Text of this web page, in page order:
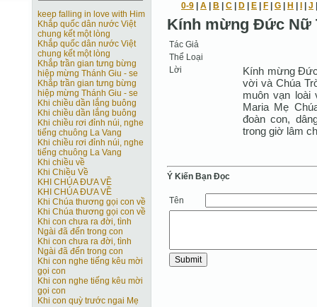
keep falling in love with Him
Khắp quốc dân nước Việt
chung kết một lòng
Khắp quốc dân nước Việt
chung kết một lòng
Khắp trần gian tưng bừng
hiệp mừng Thánh Giu - se
Khắp trần gian tưng bừng
hiệp mừng Thánh Giu - se
Khi chiều dần lắng buông
Khi chiều dần lắng buông
Khi chiều rơi đỉnh núi, nghe
tiếng chuông La Vang
Khi chiều rơi đỉnh núi, nghe
tiếng chuông La Vang
Khi chiều về
Khi Chiều Về
KHI CHÚA ĐƯA VỀ
KHI CHÚA ĐƯA VỀ
Khi Chúa thương gọi con về
Khi Chúa thương gọi con về
Khi con chưa ra đời, tình
Ngài đã đến trong con
Khi con chưa ra đời, tình
Ngài đã đến trong con
Khi con nghe tiếng kêu mời
gọi con
Khi con nghe tiếng kêu mời
gọi con
Khi con quỳ trước ngai Mẹ
0-9 A B C D E F G H J
Kính mừng Ðức Nữ
Tác Giả
Thể Loại
Lời
Kính mừng
vời và Chúa
muôn vạn loài
Maria Mẹ
đoàn con,
trong giờ lâm
Ý Kiến Bạn Ðọc
Tên